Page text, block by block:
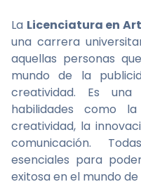
La Licenciatura en
una carrera
aquellas personas
mundo de la
creatividad. Es
habilidades como
creatividad, la
comunicación.
esenciales para
exitosa en el mundo